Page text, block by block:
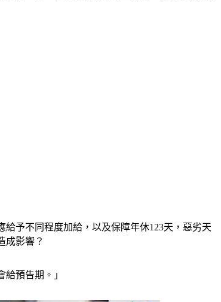
予不同程度加給，以及保障年休123天，惡劣天
成影響？
預告期。」